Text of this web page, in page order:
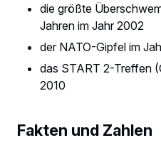
die größte
Jahren im Jahr 2002
der NATO-Gipfel im
das START 2-Treffen
2010
Fakten und Zahlen